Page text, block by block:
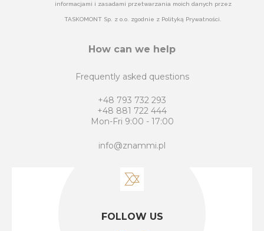
informacjami i zasadami przetwarzania moich danych przez
TASKOMONT Sp. z o.o. zgodnie z Polityką Prywatności.
How can we help
Frequently asked questions
+48 793 732 293
+48 881 722 444
Mon-Fri 9:00 - 17:00
info@znammi.pl
FOLLOW US